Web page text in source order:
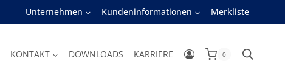
Unternehmen Kundeninformationen Merkliste
KONTAKT DOWNLOADS KARRIERE 0